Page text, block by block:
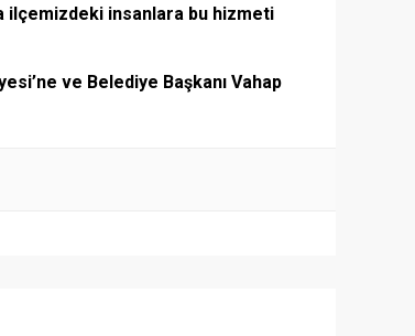
ilçemizdeki insanlara bu hizmeti
ve Belediye Başkanı Vahap